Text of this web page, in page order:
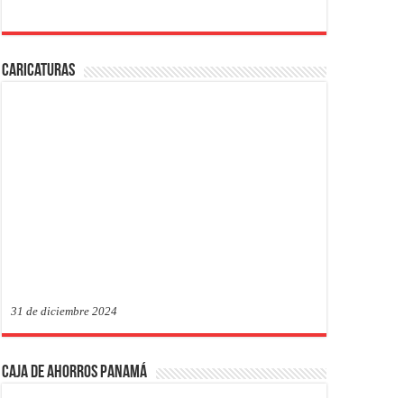
Caricaturas
31 de diciembre 2024
Caja de Ahorros Panamá